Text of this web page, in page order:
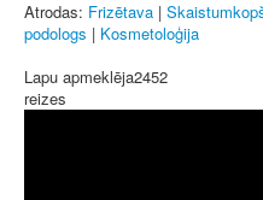
Atrodas: Frizētava |
podologs | Kosmetoloģija
Lapu apmeklēja2452
reizes